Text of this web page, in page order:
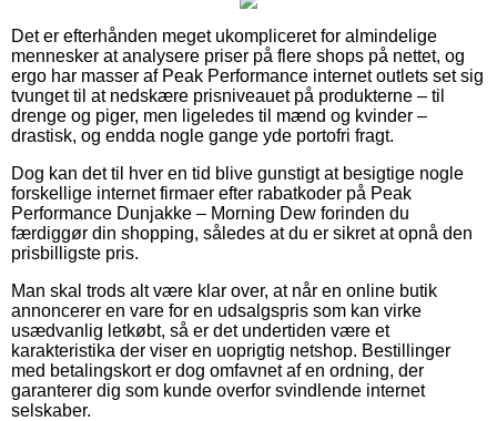
Det er efterhånden meget ukompliceret for almindelige
mennesker at analysere priser på flere shops på nettet, og
ergo har masser af Peak Performance internet outlets set sig
tvunget til at nedskære prisniveauet på produkterne – til
drenge og piger, men ligeledes til mænd og kvinder –
drastisk, og endda nogle gange yde portofri fragt.
Dog kan det til hver en tid blive gunstigt at besigtige nogle
forskellige internet firmaer efter rabatkoder på Peak
Performance Dunjakke – Morning Dew forinden du
færdiggør din shopping, således at du er sikret at opnå den
prisbilligste pris.
Man skal trods alt være klar over, at når en online butik
annoncerer en vare for en udsalgspris som kan virke
usædvanlig letkøbt, så er det undertiden være et
karakteristika der viser en uoprigtig netshop. Bestillinger
med betalingskort er dog omfavnet af en ordning, der
garanterer dig som kunde overfor svindlende internet
selskaber.